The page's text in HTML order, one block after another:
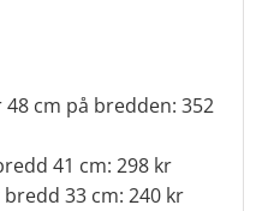
cm på bredden: 352
41 cm: 298 kr
33 cm: 240 kr